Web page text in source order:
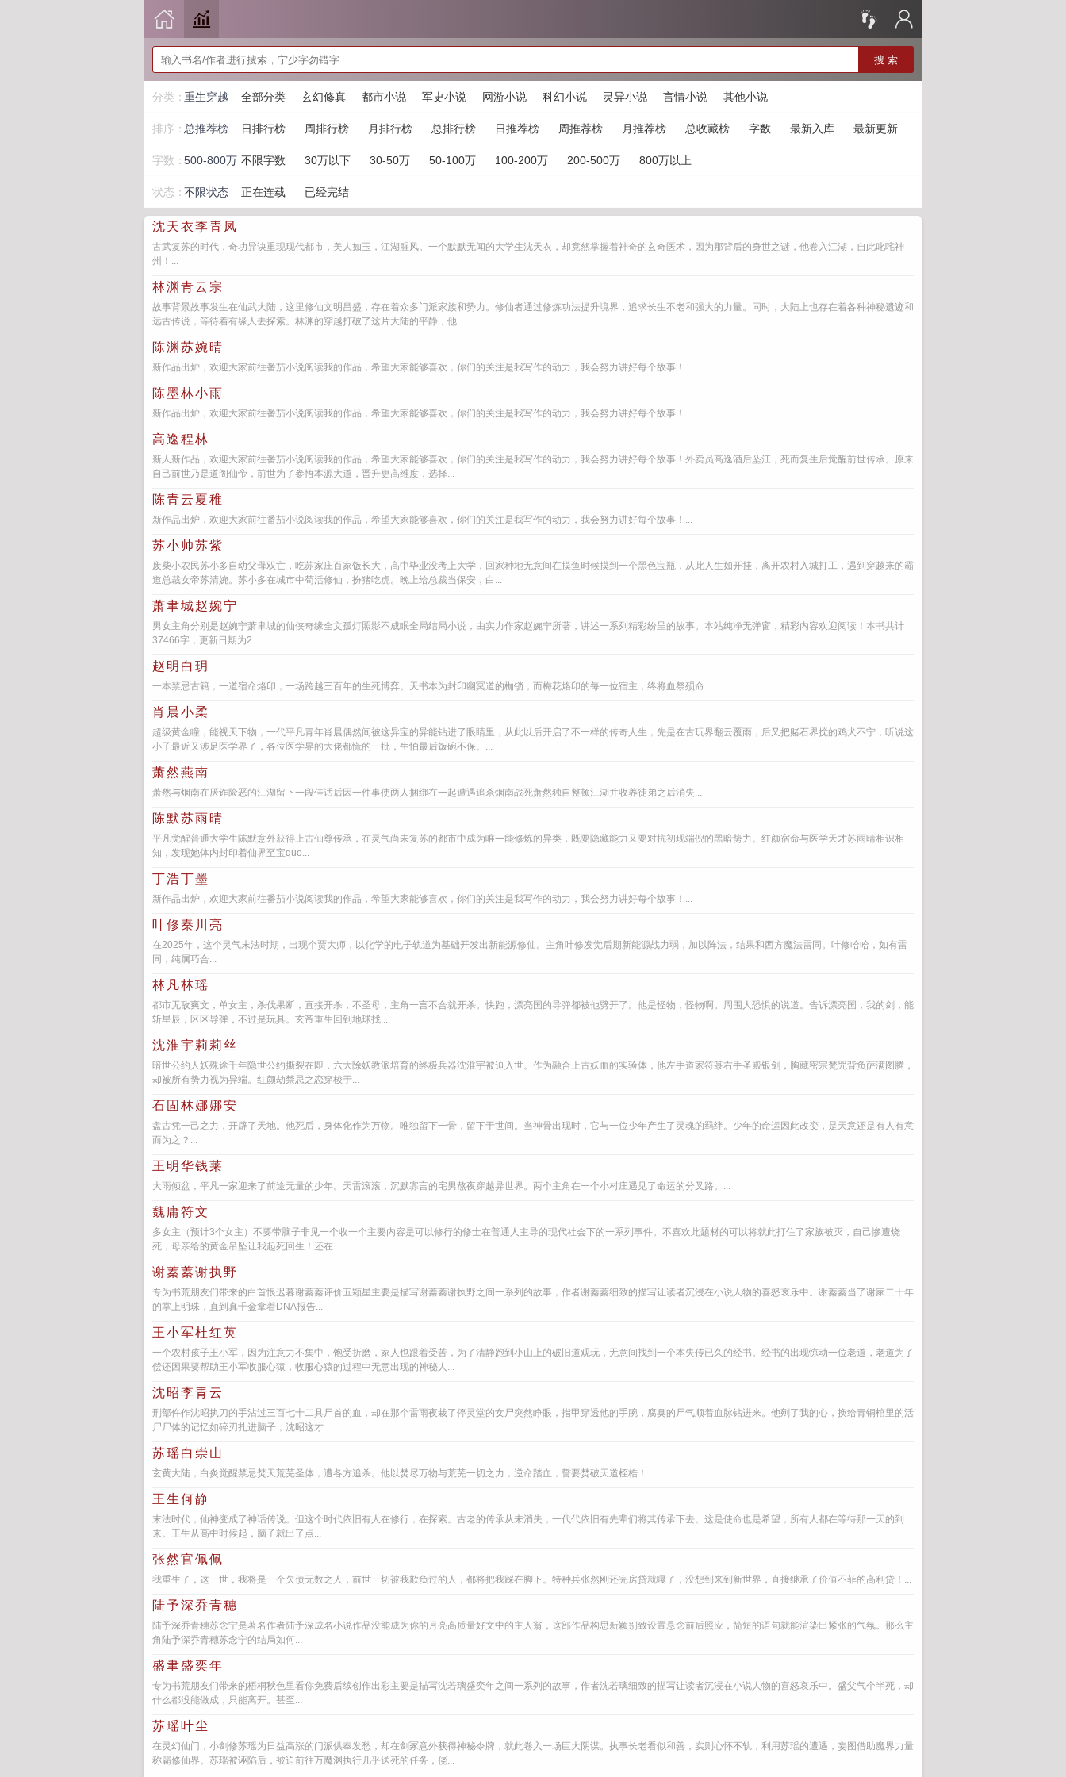
搜 索
分类： 全部分类 玄幻修真
重生穿越 都市小说 军史小说 网游小说 科幻小说 灵异小说 言情小说 其他小说
排序： 日排行榜 周排行榜 月排行榜 总排行榜 日推荐榜 周推荐榜 月推荐榜
总推荐榜 总收藏榜 字数 最新入库 最新更新
字数： 不限字数 30万以下 30-50万 50-100万 100-200万 200-500万
500-800万 800万以上
状态：不限状态 正在连载 已经完结
沈天衣李青凤
古武复苏的时代，奇功异诀重现现代都市，美人如玉，江湖腥风。一个默默无闻的大学生沈天衣，却竟然掌握着神奇的玄奇医术，因为那背后的身世之谜，他卷入江湖，自此叱咤神
州！...
林渊青云宗
故事背景故事发生在仙武大陆，这里修仙文明昌盛，存在着众多门派家族和势力。修仙者通过修炼功法提升境界，追求长生不老和强大的力量。同时，大陆上也存在着各种神秘遗迹和
远古传说，等待着有缘人去探索。林渊的穿越打破了这片大陆的平静，他...
陈渊苏婉晴
新作品出炉，欢迎大家前往番茄小说阅读我的作品，希望大家能够喜欢，你们的关注是我写作的动力，我会努力讲好每个故事！...
陈墨林小雨
新作品出炉，欢迎大家前往番茄小说阅读我的作品，希望大家能够喜欢，你们的关注是我写作的动力，我会努力讲好每个故事！...
高逸程林
新人新作品，欢迎大家前往番茄小说阅读我的作品，希望大家能够喜欢，你们的关注是我写作的动力，我会努力讲好每个故事！外卖员高逸酒后坠江，死而复生后觉醒前世传承。原来
自己前世乃是道阁仙帝，前世为了参悟本源大道，晋升更高维度，选择...
陈青云夏稚
新作品出炉，欢迎大家前往番茄小说阅读我的作品，希望大家能够喜欢，你们的关注是我写作的动力，我会努力讲好每个故事！...
苏小帅苏紫
废柴小农民苏小多自幼父母双亡，吃苏家庄百家饭长大，高中毕业没考上大学，回家种地无意间在摸鱼时候摸到一个黑色宝瓶，从此人生如开挂，离开农村入城打工，遇到穿越来的霸
道总裁女帝苏清婉。苏小多在城市中苟活修仙，扮猪吃虎。晚上给总裁当保安，白...
萧聿城赵婉宁
男女主角分别是赵婉宁萧聿城的仙侠奇缘全文孤灯照影不成眠全局结局小说，由实力作家赵婉宁所著，讲述一系列精彩纷呈的故事。本站纯净无弹窗，精彩内容欢迎阅读！本书共计
37466字，更新日期为2...
赵明白玥
一本禁忌古籍，一道宿命烙印，一场跨越三百年的生死博弈。天书本为封印幽冥道的枷锁，而梅花烙印的每一位宿主，终将血祭殒命...
肖晨小柔
超级黄金瞳，能视天下物，一代平凡青年肖晨偶然间被这异宝的异能钻进了眼睛里，从此以后开启了不一样的传奇人生，先是在古玩界翻云覆雨，后又把赌石界搅的鸡犬不宁，听说这
小子最近又涉足医学界了，各位医学界的大佬都慌的一批，生怕最后饭碗不保。...
萧然燕南
萧然与烟南在厌诈险恶的江湖留下一段佳话后因一件事使两人捆绑在一起遭遇追杀烟南战死萧然独自整顿江湖并收养徒弟之后消失...
陈默苏雨晴
平凡觉醒普通大学生陈默意外获得上古仙尊传承，在灵气尚未复苏的都市中成为唯一能修炼的异类，既要隐藏能力又要对抗初现端倪的黑暗势力。红颜宿命与医学天才苏雨晴相识相
知，发现她体内封印着仙界至宝quo...
丁浩丁墨
新作品出炉，欢迎大家前往番茄小说阅读我的作品，希望大家能够喜欢，你们的关注是我写作的动力，我会努力讲好每个故事！...
叶修秦川亮
在2025年，这个灵气末法时期，出现个贾大师，以化学的电子轨道为基础开发出新能源修仙。主角叶修发觉后期新能源战力弱，加以阵法，结果和西方魔法雷同。叶修哈哈，如有雷
同，纯属巧合...
林凡林瑶
都市无敌爽文，单女主，杀伐果断，直接开杀，不圣母，主角一言不合就开杀。快跑，漂亮国的导弹都被他劈开了。他是怪物，怪物啊。周围人恐惧的说道。告诉漂亮国，我的剑，能
斩星辰，区区导弹，不过是玩具。玄帝重生回到地球找...
沈淮宇莉莉丝
暗世公约人妖殊途千年隐世公约撕裂在即，六大除妖教派培育的终极兵器沈淮宇被迫入世。作为融合上古妖血的实验体，他左手道家符箓右手圣殿银剑，胸藏密宗梵咒背负萨满图腾，
却被所有势力视为异端。红颜劫禁忌之恋穿梭于...
石固林娜娜安
盘古凭一己之力，开辟了天地。他死后，身体化作为万物。唯独留下一骨，留下于世间。当神骨出现时，它与一位少年产生了灵魂的羁绊。少年的命运因此改变，是天意还是有人有意
而为之？...
王明华钱莱
大雨倾盆，平凡一家迎来了前途无量的少年。天雷滚滚，沉默寡言的宅男熬夜穿越异世界。两个主角在一个小村庄遇见了命运的分叉路。...
魏庸符文
多女主（预计3个女主）不要带脑子非见一个收一个主要内容是可以修行的修士在普通人主导的现代社会下的一系列事件。不喜欢此题材的可以将就此打住了家族被灭，自己惨遭烧
死，母亲给的黄金吊坠让我起死回生！还在...
谢蓁蓁谢执野
专为书荒朋友们带来的白首恨迟暮谢蓁蓁评价五颗星主要是描写谢蓁蓁谢执野之间一系列的故事，作者谢蓁蓁细致的描写让读者沉浸在小说人物的喜怒哀乐中。谢蓁蓁当了谢家二十年
的掌上明珠，直到真千金拿着DNA报告...
王小军杜红英
一个农村孩子王小军，因为注意力不集中，饱受折磨，家人也跟着受苦，为了清静跑到小山上的破旧道观玩，无意间找到一个本失传已久的经书。经书的出现惊动一位老道，老道为了
偿还因果要帮助王小军收服心猿，收服心猿的过程中无意出现的神秘人...
沈昭李青云
刑部仵作沈昭执刀的手沾过三百七十二具尸首的血，却在那个雷雨夜栽了停灵堂的女尸突然睁眼，指甲穿透他的手腕，腐臭的尸气顺着血脉钻进来。他剜了我的心，换给青铜棺里的活
尸尸体的记忆如碎刃扎进脑子，沈昭这才...
苏瑶白崇山
玄黄大陆，白炎觉醒禁忌焚天荒芜圣体，遭各方追杀。他以焚尽万物与荒芜一切之力，逆命踏血，誓要焚破天道桎梏！...
王生何静
末法时代，仙神变成了神话传说。但这个时代依旧有人在修行，在探索。古老的传承从未消失，一代代依旧有先辈们将其传承下去。这是使命也是希望，所有人都在等待那一天的到
来。王生从高中时候起，脑子就出了点...
张然官佩佩
我重生了，这一世，我将是一个欠债无数之人，前世一切被我欺负过的人，都将把我踩在脚下。特种兵张然刚还完房贷就嘎了，没想到来到新世界，直接继承了价值不菲的高利贷！...
陆予深乔青穗
陆予深乔青穗苏念宁是著名作者陆予深成名小说作品没能成为你的月亮高质量好文中的主人翁，这部作品构思新颖别致设置悬念前后照应，简短的语句就能渲染出紧张的气氛。那么主
角陆予深乔青穗苏念宁的结局如何...
盛聿盛奕年
专为书荒朋友们带来的梧桐秋色里看你免费后续创作出彩主要是描写沈若璃盛奕年之间一系列的故事，作者沈若璃细致的描写让读者沉浸在小说人物的喜怒哀乐中。盛父气个半死，却
什么都没能做成，只能离开。甚至...
苏瑶叶尘
在灵幻仙门，小剑修苏瑶为日益高涨的门派供奉发愁，却在剑冢意外获得神秘令牌，就此卷入一场巨大阴谋。执事长老看似和善，实则心怀不轨，利用苏瑶的遭遇，妄图借助魔界力量
称霸修仙界。苏瑶被诬陷后，被迫前往万魔渊执行几乎送死的任务，侥...